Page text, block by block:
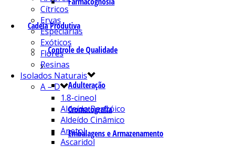
Cadeia Produtiva
Controle de Qualidade
Adulteração
Cromatografia
Embalagens e Armazenamento
Cítricos
Ervas
Especiarias
Exóticos
Flores
Resinas
Isolados Naturais
A – D
1.8-cineol
Aldeído Benzóico
Aldeído Cinâmico
Anetol
Ascaridol